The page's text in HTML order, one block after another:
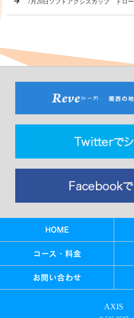
HOME
コース・料金
お問い合わせ
AXIS